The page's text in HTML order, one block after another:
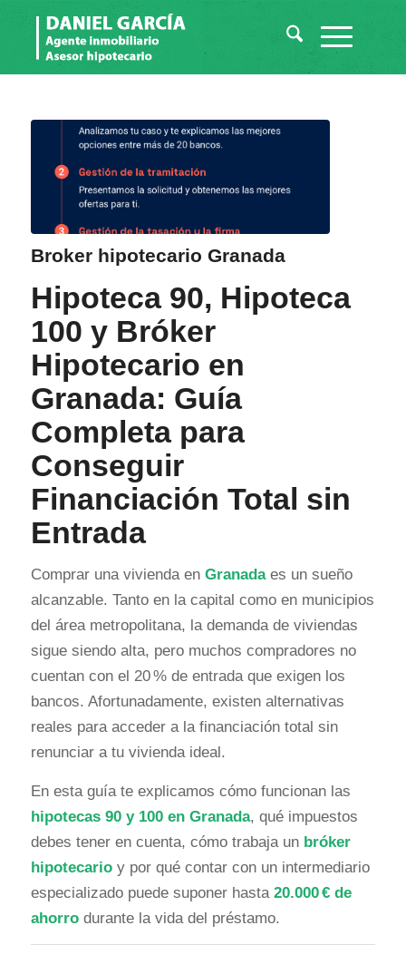
Broker hipotecario Granada
Hipoteca 90, Hipoteca
100 y Bróker
Hipotecario en
Granada: Guía
Completa para
Conseguir
Financiación Total sin
Entrada
Comprar una vivienda en Granadaes un sueño
alcanzable. Tanto en la capital como en municipios
del área metropolitana, la demanda de viviendas
sigue siendo alta, pero muchos compradores no
cuentan con el 20 % de entrada que exigen los
bancos. Afortunadamente, existen alternativas
reales para acceder a la financiación total sin
renunciar a tu vivienda ideal.
En esta guía te explicamos cómo funcionan las
hipotecas 90 y 100 en Granada, qué impuestos
debes tener en cuenta, cómo trabaja un bróker
hipotecarioy por qué contar con un intermediario
especializado puede suponer hasta 20.000 € de
ahorrodurante la vida del préstamo.